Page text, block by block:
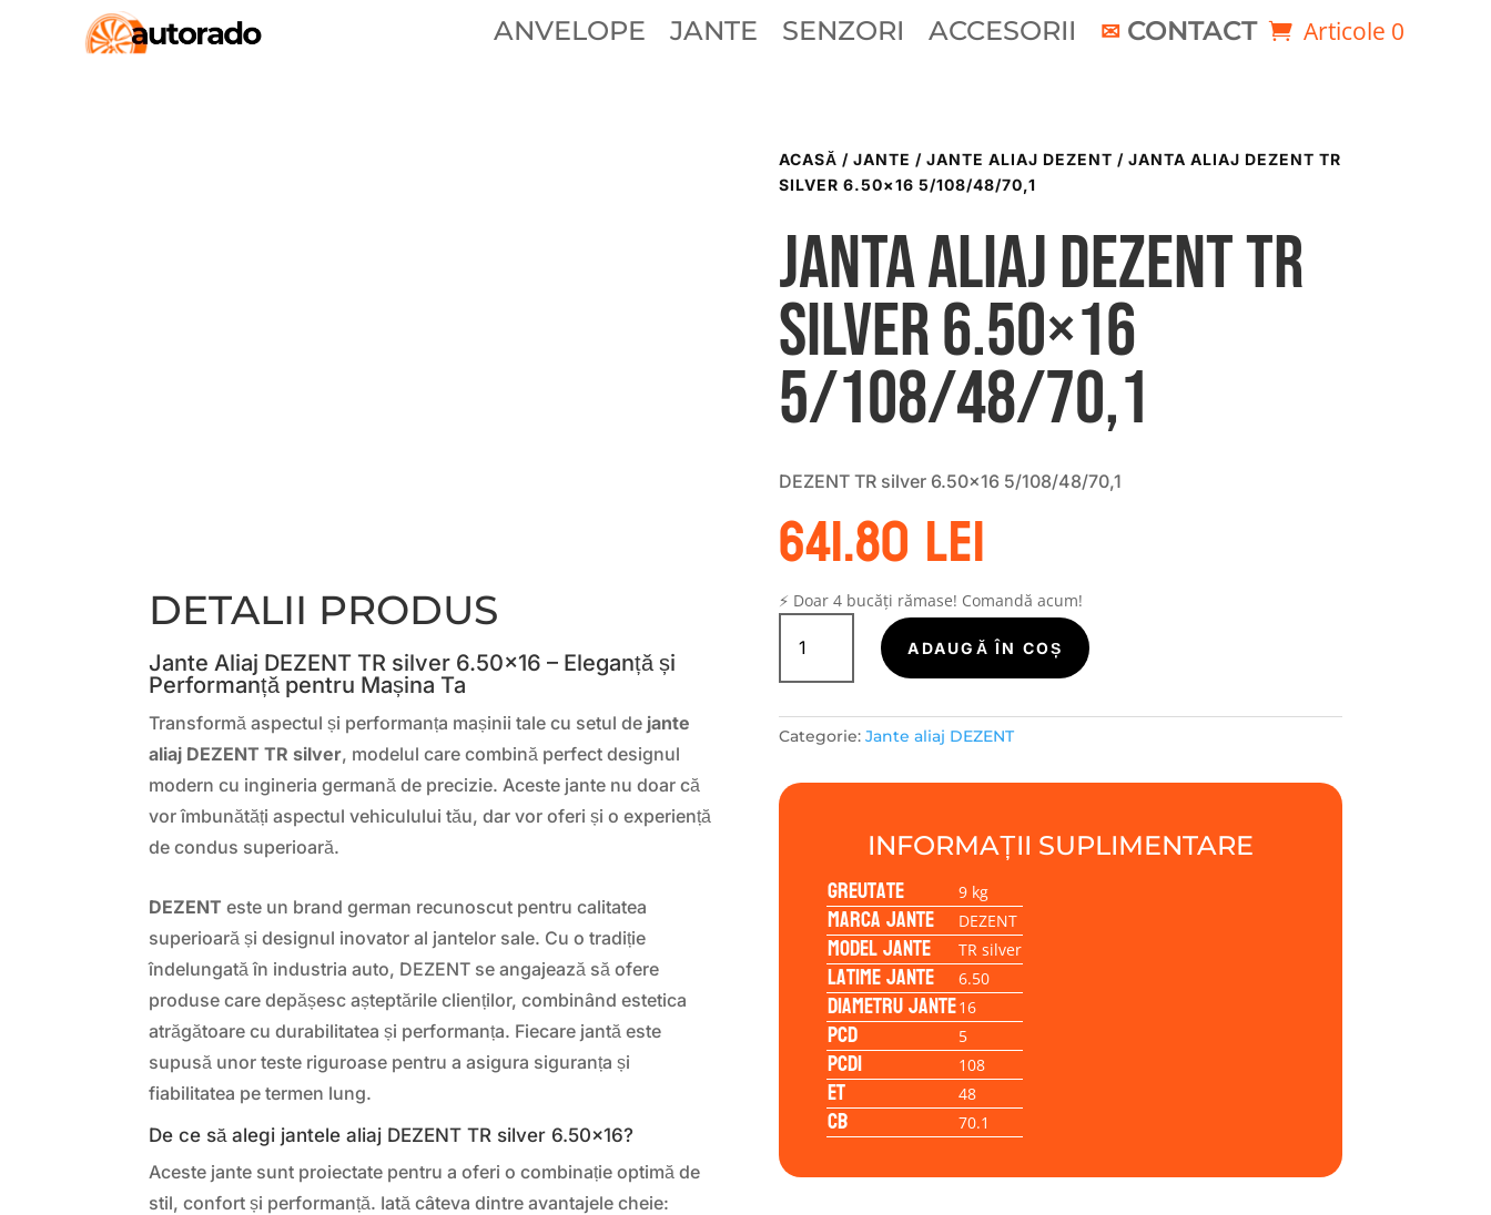
ANVELOPE JANTE SENZORI ACCESORII CONTACT Articole 0
DETALII PRODUS
Jante Aliaj DEZENT TR silver 6.50×16 – Eleganță și
Performanță pentru Mașina Ta
Transformă aspectul și performanța mașinii tale cu setul de jante
aliaj DEZENT TR silver, modelul care combină perfect designul
modern cu ingineria germană de precizie. Aceste jante nu doar că
vor îmbunătăți aspectul vehiculului tău, dar vor oferi și o experiență
de condus superioară.
DEZENT este un brand german recunoscut pentru calitatea
superioară și designul inovator al jantelor sale. Cu o tradiție
îndelungată în industria auto, DEZENT se angajează să ofere
produse care depășesc așteptările clienților, combinând estetica
atrăgătoare cu durabilitatea și performanța. Fiecare jantă este
supusă unor teste riguroase pentru a asigura siguranța și
fiabilitatea pe termen lung.
De ce să alegi jantele aliaj DEZENT TR silver 6.50×16?
Aceste jante sunt proiectate pentru a oferi o combinație optimă de
stil, confort și performanță. Iată câteva dintre avantajele cheie:
ACASĂ / JANTE / JANTE ALIAJ DEZENT / JANTA ALIAJ DEZENT TR
SILVER 6.50×16 5/108/48/70,1
Janta aliaj DEZENT TR
silver 6.50×16
5/108/48/70,1
DEZENT TR silver 6.50×16 5/108/48/70,1
641.80lei
⚡ Doar 4 bucăți rămase! Comandă acum!
Cantitate
Janta
aliaj
TR
silver
6.50x16
5/108/48/70,1
ADAUGĂ ÎN COȘ
Categorie: Jante aliaj DEZENT
INFORMAȚII SUPLIMENTARE
Greutate 9 kg
Marca jante DEZENT
Model jante TR silver
Latime jante 6.50
Diametru jante16
PCD 5
PCD1 108
ET 48
CB 70.1